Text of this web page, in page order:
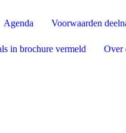
Agenda Voorwaarden
in brochure vermeld Over